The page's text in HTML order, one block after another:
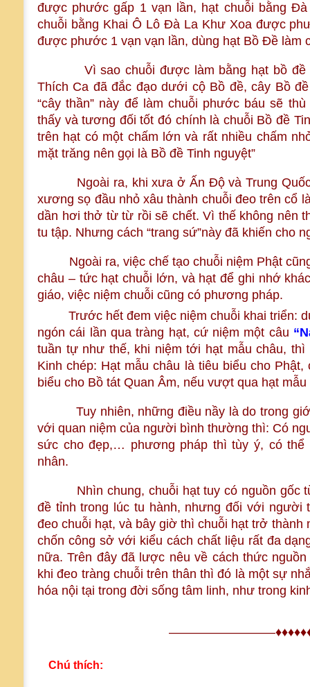
được phước gấp 1 vạn lần, hạt chuỗi bằng
chuỗi bằng Khai Ô Lô Đà La Khư Xoa được
được phước 1 vạn vạn lần, dùng hạt Bồ Đề
Vì sao chuỗi được làm bằng hạt bồ đề
Thích Ca đã đắc đạo dưới cộ Bồ đề, cây Bồ đề
“cây thần” này để làm chuỗi phước báu sẽ
thấy và tương đối tốt đó chính là chuỗi Bồ đề
trên hạt có một chấm lớn và rất nhiều chấm
mặt trăng nên gọi là Bồ đề Tinh nguyệt”
Ngoài ra, khi xưa ở Ấn Độ và Trung Quốc
xương sọ đầu nhỏ xâu thành chuỗi đeo trên cổ
dần hơi thở từ từ rồi sẽ chết. Vì thế không nên
tu tập. Nhưng cách “trang sứ”này đã khiến cho
Ngoài ra, việc chế tạo chuỗi niệm Phật cũng
châu – tức hạt chuỗi lớn, và hạt để ghi nhớ
giáo, việc niệm chuỗi cũng có phương pháp.
Trước hết đem việc niệm chuỗi khai triển:
ngón cái lần qua tràng hạt, cứ niệm một câu
tuần tự như thế, khi niệm tới hạt mẫu châu,
Kinh chép: Hạt mẫu châu là tiêu biểu cho
biểu cho Bồ tát Quan Âm, nếu vượt qua hạt
Tuy nhiên, những điều nầy là do trong giới
với quan niệm của người bình thường thì: Có
sức cho đẹp,… phương pháp thì tùy ý, có
nhân.
Nhìn chung, chuỗi hạt tuy có nguồn gốc từ
đề tỉnh trong lúc tu hành, nhưng đối với
đeo chuỗi hạt, và bây giờ thì chuỗi hạt trở
chốn công sở với kiểu cách chất liệu rất đa
nữa. Trên đây đã lược nêu về cách thức
khi đeo tràng chuỗi trên thân thì đó là một sự
hóa nội tại trong đời sống tâm linh, như trong
Chú thích: